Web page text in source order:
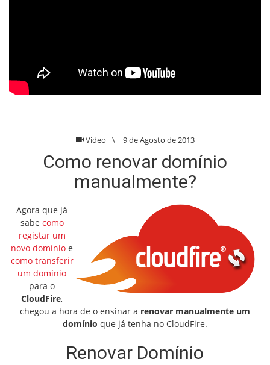
Video \ 9 de Agosto de 2013
Como renovar domínio
manualmente?
Agora que já
sabe como
registar um
novo domínio e
como transferir
um domínio
para o
CloudFire,
chegou a hora de o ensinar a renovar manualmente um
domínio que já tenha no CloudFire.
Renovar Domínio